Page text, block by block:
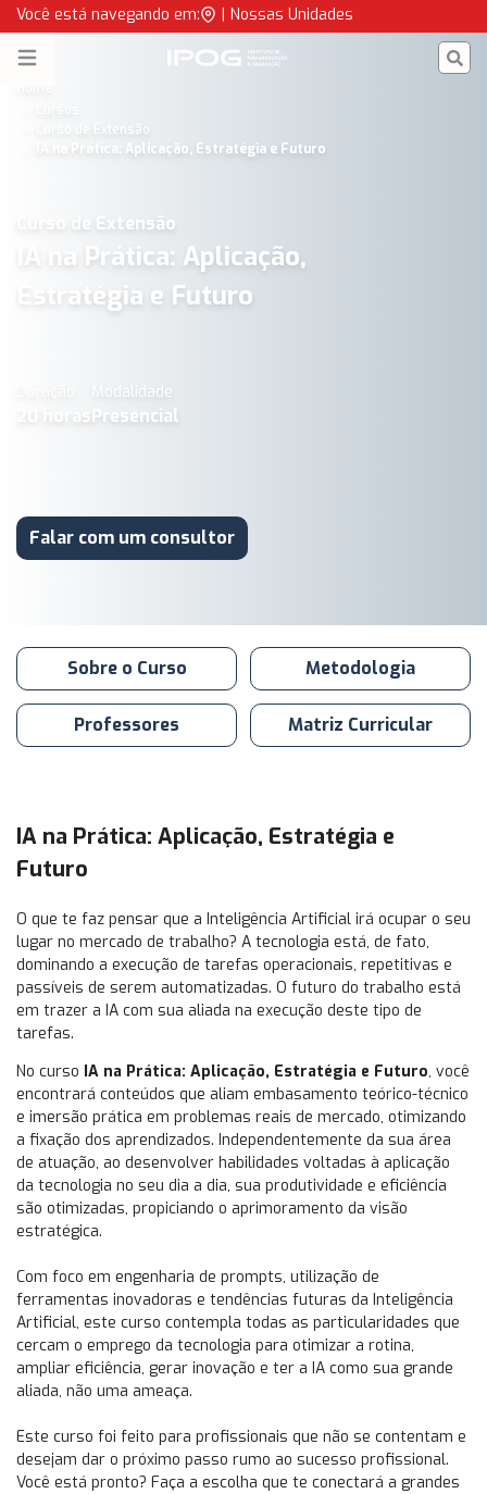
Você está navegando em: | Nossas Unidades
Open menu IPOG
Curso de Extensão
IA na Prática: Aplicação, Estratégia e Futuro
Curso de Extensão
IA na Prática: Aplicação,
Estratégia e Futuro
horas
Modalidade
Presencial
Falar com um consultor
Sobre o Curso Metodologia
Professores Matriz Curricular
IA na Prática: Aplicação, Estratégia e
Futuro
O que te faz pensar que a Inteligência Artificial irá ocupar o seu
lugar no mercado de trabalho? A tecnologia está, de fato,
dominando a execução de tarefas operacionais, repetitivas e
passíveis de serem automatizadas. O futuro do trabalho está
em trazer a IA com sua aliada na execução deste tipo de
tarefas.
No curso IA na Prática: Aplicação, Estratégia e Futuro, você
encontrará conteúdos que aliam embasamento teórico-técnico
e imersão prática em problemas reais de mercado, otimizando
a fixação dos aprendizados. Independentemente da sua área
de atuação, ao desenvolver habilidades voltadas à aplicação
da tecnologia no seu dia a dia, sua produtividade e eficiência
são otimizadas, propiciando o aprimoramento da visão
estratégica.
Com foco em engenharia de prompts, utilização de
ferramentas inovadoras e tendências futuras da Inteligência
Artificial, este curso contempla todas as particularidades que
cercam o emprego da tecnologia para otimizar a rotina,
ampliar eficiência, gerar inovação e ter a IA como sua grande
aliada, não uma ameaça.
Este curso foi feito para profissionais que não se contentam e
desejam dar o próximo passo rumo ao sucesso profissional.
Você está pronto? Faça a escolha que te conectará a grandes
IA na Prática: Aplicação, Estratégia e Futuro - Presencial |